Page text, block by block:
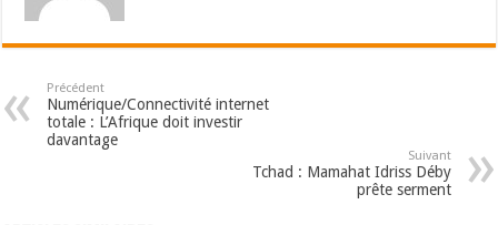
Précédent
Numérique/Connectivité internet
totale : L’Afrique doit investir
davantage
Suivant
Tchad : Mamahat Idriss Déby
prête serment